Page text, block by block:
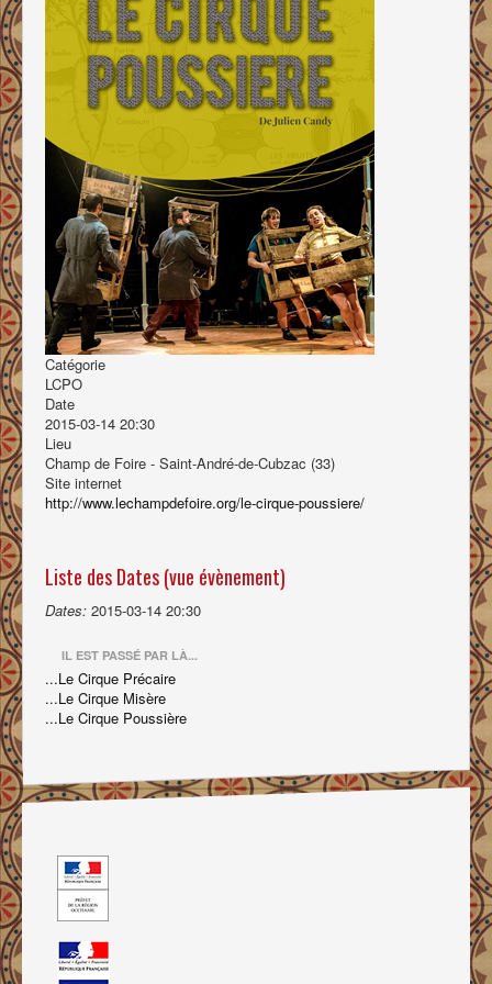
Contacts
Catégorie
LCPO
Date
2015-03-14 20:30
Lieu
Champ de Foire - Saint-André-de-Cubzac (33)
Site internet
http://www.lechampdefoire.org/le-cirque-poussiere/
Liste des Dates (vue évènement)
Dates: 2015-03-14 20:30
IL EST PASSÉ PAR LÀ...
...Le Cirque Précaire
...Le Cirque Misère
...Le Cirque Poussière